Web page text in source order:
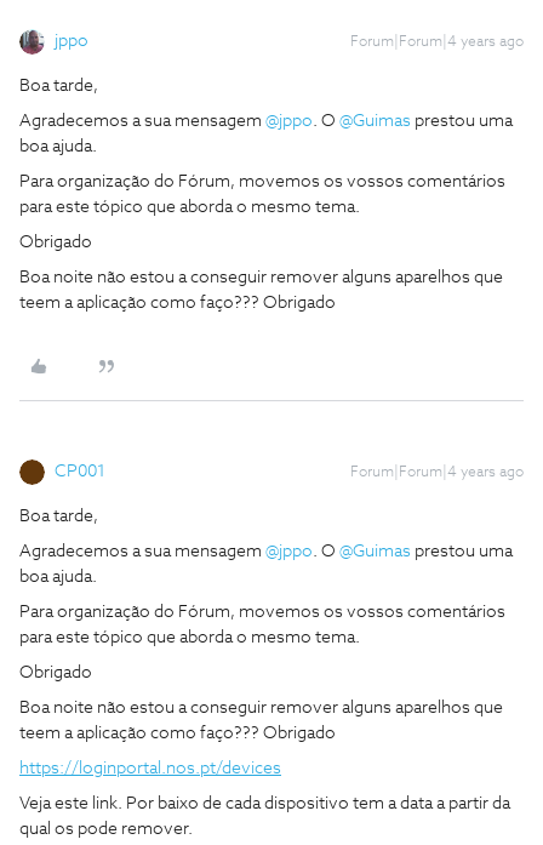
jppo Forum|Forum|4 years ago
Boa tarde,
Agradecemos a sua mensagem @jppo. O @Guimas prestou uma
boa ajuda.
Para organização do Fórum, movemos os vossos comentários
para este tópico que aborda o mesmo tema.
Obrigado
Boa noite não estou a conseguir remover alguns aparelhos que
teem a aplicação como faço??? Obrigado
CP001 Forum|Forum|4 years ago
Boa tarde,
Agradecemos a sua mensagem @jppo. O @Guimas prestou uma
boa ajuda.
Para organização do Fórum, movemos os vossos comentários
para este tópico que aborda o mesmo tema.
Obrigado
Boa noite não estou a conseguir remover alguns aparelhos que
teem a aplicação como faço??? Obrigado
https://loginportal.nos.pt/devices
Veja este link. Por baixo de cada dispositivo tem a data a partir da
qual os pode remover.